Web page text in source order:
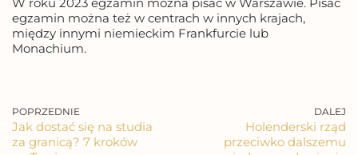
egzamin można też w centrach w innych krajach,
między innymi niemieckim Frankfurcie lub
Monachium.
POPRZEDNIE
Jak dostać się na studia
za granicą? 7 kroków
DALEJ
Holenderski rząd
przeciwko dalszemu